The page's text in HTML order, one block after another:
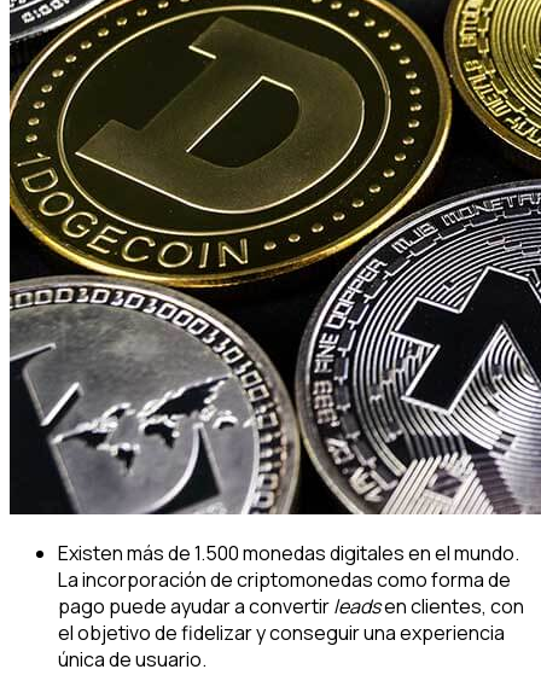
Existen más de 1.500 monedas digitales en el mundo.
La incorporación de criptomonedas como forma de
pago puede ayudar a convertirleadsen clientes, con
el objetivo de fidelizar y conseguir una experiencia
única de usuario.